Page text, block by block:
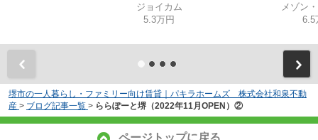
ジョイカム
5.3万円
メゾン
6.5
堺市の一人暮らし・ファミリー向け賃貸｜パキラホームズ 株式会社和泉不動
産 > ブログ記事一覧 > ららぽーと堺（2022年11月OPEN）②
ページトップに戻る